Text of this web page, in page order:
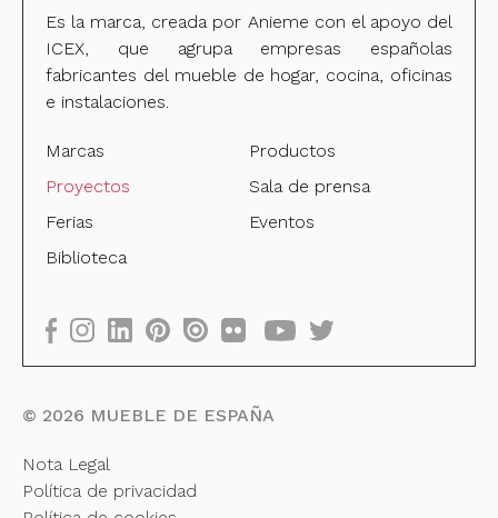
Es la marca, creada por Anieme con el apoyo del
ICEX, que agrupa empresas españolas
fabricantes del mueble de hogar, cocina, oficinas
e instalaciones.
Marcas
Productos
Proyectos
Sala de prensa
Ferias
Eventos
Biblioteca
© 2026 MUEBLE DE ESPAÑA
Nota Legal
Política de privacidad